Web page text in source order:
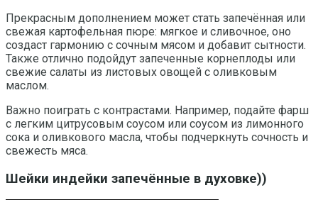
Прекрасным дополнением может стать запечённая или
свежая картофельная пюре: мягкое и сливочное, оно
создаст гармонию с сочным мясом и добавит сытности.
Также отлично подойдут запеченные корнеплоды или
свежие салаты из листовых овощей с оливковым
маслом.
Важно поиграть с контрастами. Например, подайте фарш
с легким цитрусовым соусом или соусом из лимонного
сока и оливкового масла, чтобы подчеркнуть сочность и
свежесть мяса.
Шейки индейки запечённые в духовке))